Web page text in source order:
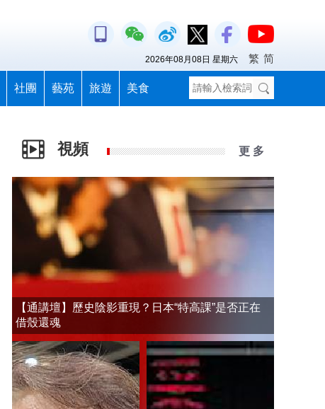
社團 藝苑 旅遊 美食
2026年08月08日 星期六 繁 简
視頻 更 多
【通講壇】歷史陰影重現？日本“特高課”是否正在
借殼還魂